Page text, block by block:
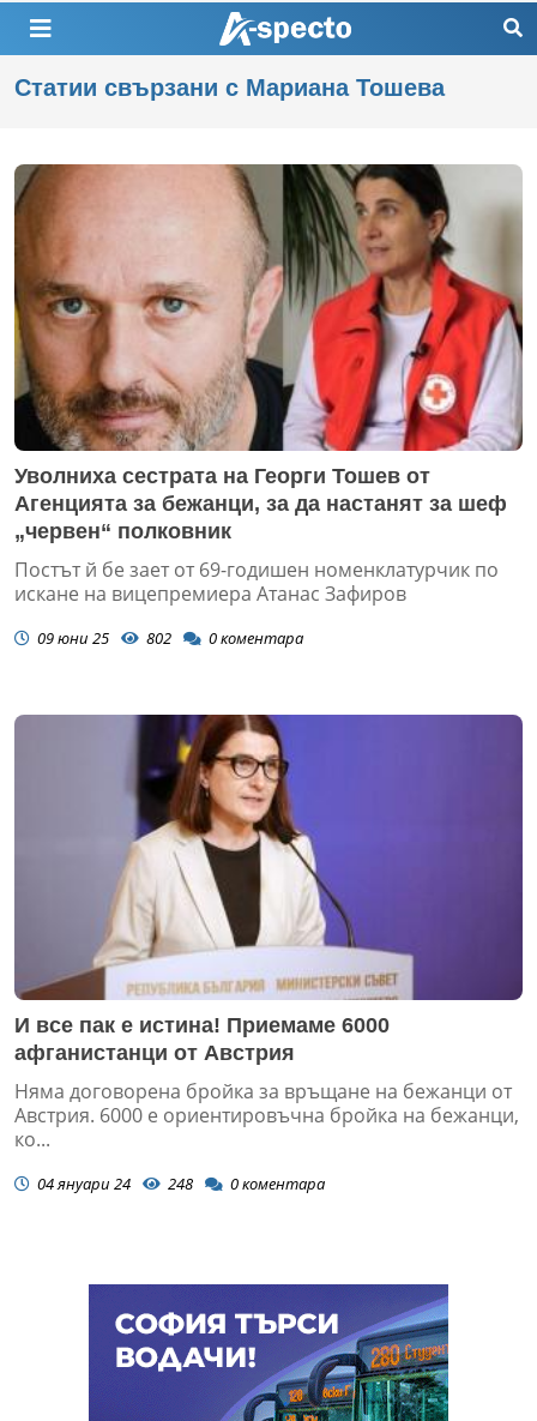
Статии свързани с Мариана Тошева
Уволниха сестрата на Георги Тошев от
Агенцията за бежанци, за да настанят за шеф
„червен“ полковник
Постът й бе зает от 69-годишен номенклатурчик по
искане на вицепремиера Атанас Зафиров
09 юни 25 802 0коментара
И все пак е истина! Приемаме 6000
афганистанци от Австрия
Няма договорена бройка за връщане на бежанци от
Австрия. 6000 е ориентировъчна бройка на бежанци,
ко...
04 януари 24 248 0коментара